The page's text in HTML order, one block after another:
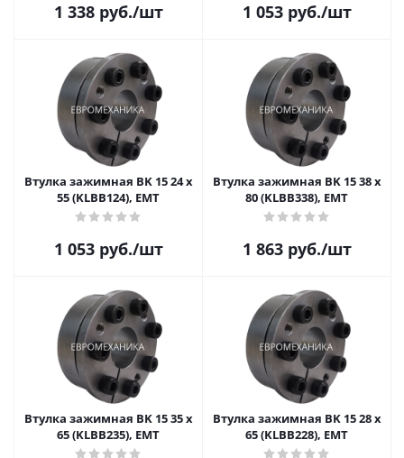
1 338руб./шт 1 053руб./шт
Втулка зажимная BK 15 24 x
55 (KLBB124), EMT
1 053руб./шт
Втулка зажимная BK 15 38 x
80 (KLBB338), EMT
1 863руб./шт
Втулка зажимная BK 15 35 x
65 (KLBB235), EMT
Втулка зажимная BK 15 28 x
65 (KLBB228), EMT